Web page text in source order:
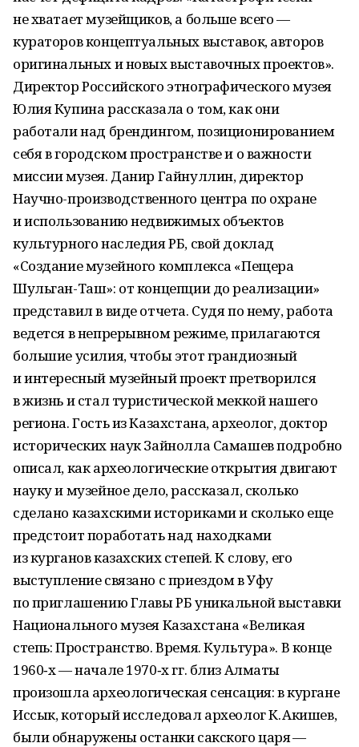
не хватает музейщиков, а больше всего —
кураторов концептуальных выставок, авторов
оригинальных и новых выставочных проектов».
Директор Российского этнографического музея
Юлия Купина рассказала о том, как они
работали над брендингом, позиционированием
себя в городском пространстве и о важности
миссии музея. Данир Гайнуллин, директор
Научно-производственного центра по охране
и использованию недвижимых объектов
культурного наследия РБ, свой доклад
«Создание музейного комплекса «Пещера
Шульган-Таш»: от концепции до реализации»
представил в виде отчета. Судя по нему, работа
ведется в непрерывном режиме, прилагаются
большие усилия, чтобы этот грандиозный
и интересный музейный проект претворился
в жизнь и стал туристической меккой нашего
региона. Гость из Казахстана, археолог, доктор
исторических наук Зайнолла Самашев подробно
описал, как археологические открытия двигают
науку и музейное дело, рассказал, сколько
сделано казахскими историками и сколько еще
предстоит поработать над находками
из курганов казахских степей. К слову, его
выступление связано с приездом в Уфу
по приглашению Главы РБ уникальной выставки
Национального музея Казахстана «Великая
степь: Пространство. Время. Культура». В конце
1960‑х — начале 1970‑х гг. близ Алматы
произошла археологическая сенсация: в курганe
Иссык, который исследовал археолог К. Акишев,
были обнаружены останки сакского царя —